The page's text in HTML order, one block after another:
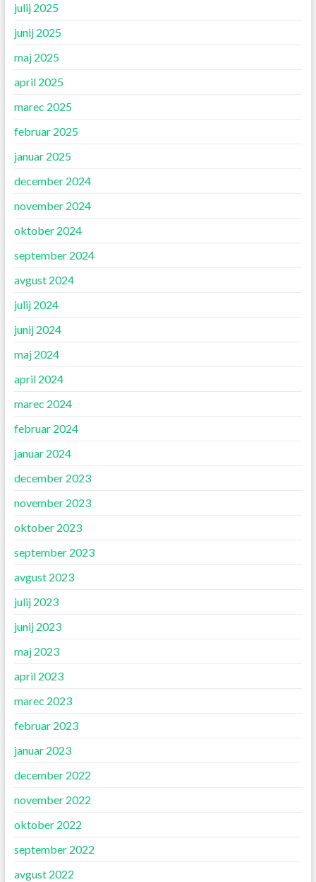
julij 2025
junij 2025
maj 2025
april 2025
marec 2025
februar 2025
januar 2025
december 2024
november 2024
oktober 2024
september 2024
avgust 2024
julij 2024
junij 2024
maj 2024
april 2024
marec 2024
februar 2024
januar 2024
december 2023
november 2023
oktober 2023
september 2023
avgust 2023
julij 2023
junij 2023
maj 2023
april 2023
marec 2023
februar 2023
januar 2023
december 2022
november 2022
oktober 2022
september 2022
avgust 2022